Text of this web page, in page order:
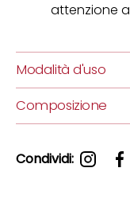
attenzione
Modalità d'uso
Composizione
Condividi: